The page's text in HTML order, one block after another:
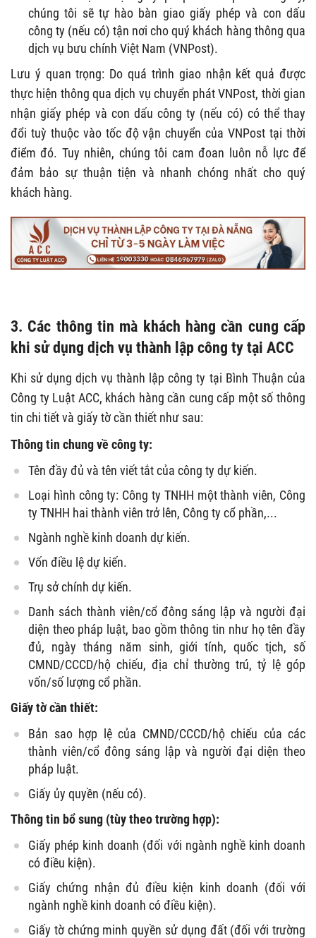
chúng tôi sẽ tự hào bàn giao giấy phép và con dấu
công ty (nếu có) tận nơi cho quý khách hàng thông qua
dịch vụ bưu chính Việt Nam (VNPost).
Lưu ý quan trọng: Do quá trình giao nhận kết quả được
thực hiện thông qua dịch vụ chuyển phát VNPost, thời gian
nhận giấy phép và con dấu công ty (nếu có) có thể thay
đổi tuỳ thuộc vào tốc độ vận chuyển của VNPost tại thời
điểm đó. Tuy nhiên, chúng tôi cam đoan luôn nỗ lực để
đảm bảo sự thuận tiện và nhanh chóng nhất cho quý
khách hàng.
3. Các thông tin mà khách hàng cần cung cấp
khi sử dụng dịch vụ thành lập công ty tại ACC
Khi sử dụng dịch vụ thành lập công ty tại Bình Thuận của
Công ty Luật ACC, khách hàng cần cung cấp một số thông
tin chi tiết và giấy tờ cần thiết như sau:
Thông tin chung về công ty:
Tên đầy đủ và tên viết tắt của công ty dự kiến.
Loại hình công ty: Công ty TNHH một thành viên, Công
ty TNHH hai thành viên trở lên, Công ty cổ phần,...
Ngành nghề kinh doanh dự kiến.
Vốn điều lệ dự kiến.
Trụ sở chính dự kiến.
Danh sách thành viên/cổ đông sáng lập và người đại
diện theo pháp luật, bao gồm thông tin như họ tên đầy
đủ, ngày tháng năm sinh, giới tính, quốc tịch, số
CMND/CCCD/hộ chiếu, địa chỉ thường trú, tỷ lệ góp
vốn/số lượng cổ phần.
Giấy tờ cần thiết:
Bản sao hợp lệ của CMND/CCCD/hộ chiếu của các
thành viên/cổ đông sáng lập và người đại diện theo
pháp luật.
Giấy ủy quyền (nếu có).
Thông tin bổ sung (tùy theo trường hợp):
Giấy phép kinh doanh (đối với ngành nghề kinh doanh
có điều kiện).
Giấy chứng nhận đủ điều kiện kinh doanh (đối với
ngành nghề kinh doanh có điều kiện).
Giấy tờ chứng minh quyền sử dụng đất (đối với trường